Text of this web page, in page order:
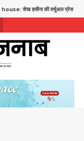
कॉन्फ्रेंस में जुड़ने पर भड़का गुस्सा,